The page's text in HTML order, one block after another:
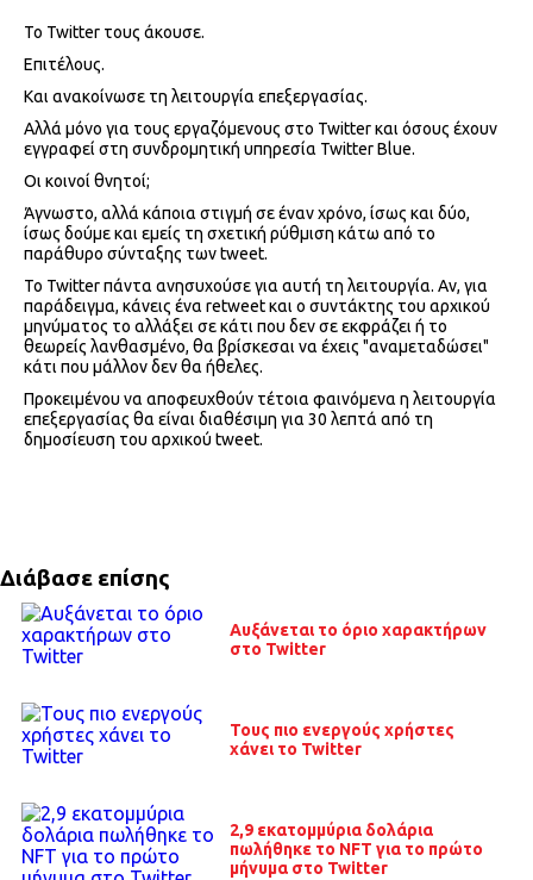
Το Twitter τους άκουσε.
Επιτέλους.
Και ανακοίνωσε τη λειτουργία επεξεργασίας.
Αλλά μόνο για τους εργαζόμενους στο Twitter και όσους έχουν
εγγραφεί στη συνδρομητική υπηρεσία Twitter Blue.
Οι κοινοί θνητοί;
Άγνωστο, αλλά κάποια στιγμή σε έναν χρόνο, ίσως και δύο,
ίσως δούμε και εμείς τη σχετική ρύθμιση κάτω από το
παράθυρο σύνταξης των tweet.
Το Twitter πάντα ανησυχούσε για αυτή τη λειτουργία. Αν, για
παράδειγμα, κάνεις ένα retweet και ο συντάκτης του αρχικού
μηνύματος το αλλάξει σε κάτι που δεν σε εκφράζει ή το
θεωρείς λανθασμένο, θα βρίσκεσαι να έχεις "αναμεταδώσει"
κάτι που μάλλον δεν θα ήθελες.
Προκειμένου να αποφευχθούν τέτοια φαινόμενα η λειτουργία
επεξεργασίας θα είναι διαθέσιμη για 30 λεπτά από τη
δημοσίευση του αρχικού tweet.
Διάβασε επίσης
Αυξάνεται το όριο χαρακτήρων
στο Twitter
Τους πιο ενεργούς χρήστες
χάνει το Twitter
2,9 εκατομμύρια δολάρια
πωλήθηκε το NFT για το πρώτο
μήνυμα στο Twitter